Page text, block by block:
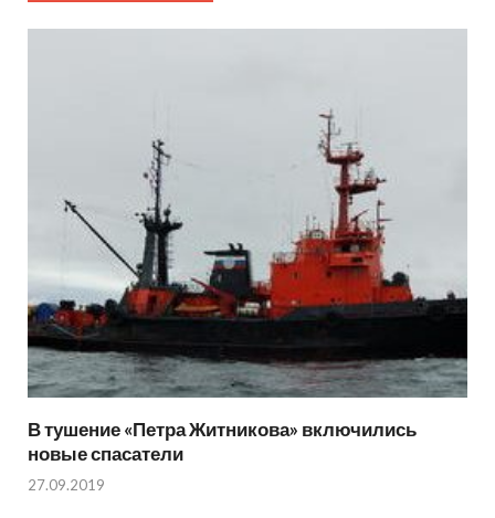
В тушение «Петра Житникова» включились
новые спасатели
27.09.2019